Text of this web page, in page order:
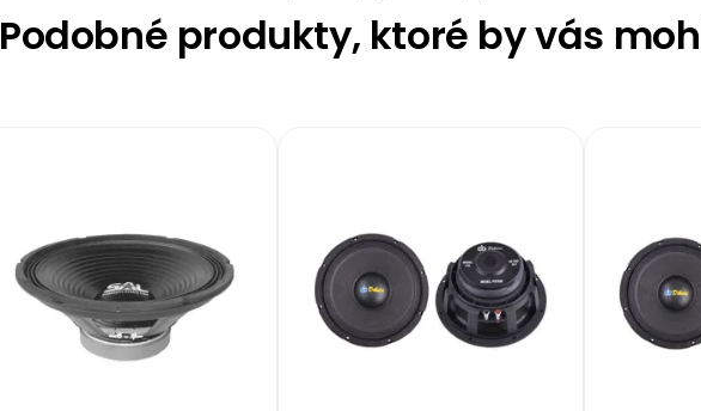
Podobné produkty, ktoré by vás